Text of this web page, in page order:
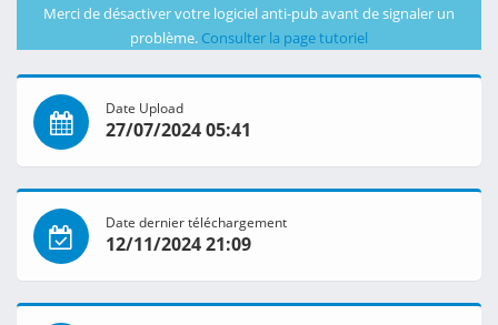
Merci de désactiver votre logiciel anti-pub avant de signaler un
problème. Consulter la page tutoriel
Date Upload
27/07/2024 05:41
Date dernier téléchargement
12/11/2024 21:09